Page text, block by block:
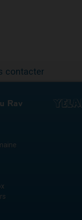
contacter